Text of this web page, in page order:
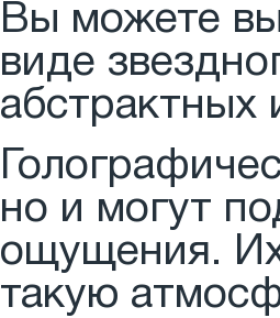
Вы можете
виде
абстрактных
но и могут
ощущения.
такую